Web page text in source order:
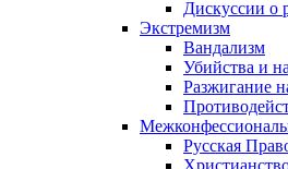
Дискуссии о
Экстремизм
Вандализм
Убийства и
Разжигание
Русская